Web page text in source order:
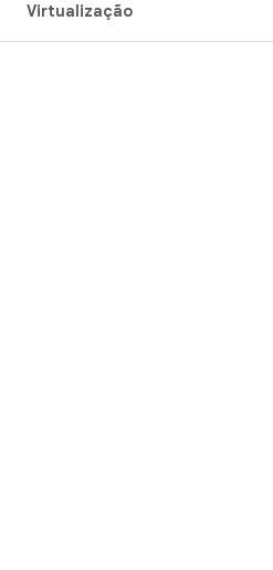
Virtualização